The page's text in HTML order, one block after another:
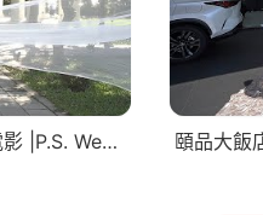
台中臻愛花園飯店 | 類婚紗 | 婚禮微電影 |P.S. Wedding Studio。攝影工作室